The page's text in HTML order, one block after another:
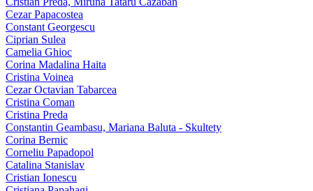
Cezar Papacostea
Constant Georgescu
Ciprian Sulea
Camelia Ghioc
Corina Madalina Haita
Cristina Voinea
Cezar Octavian Tabarcea
Cristina Coman
Cristina Preda
Constantin Geambasu, Mariana Baluta - Skultety
Corina Bernic
Corneliu Papadopol
Catalina Stanislav
Cristian Ionescu